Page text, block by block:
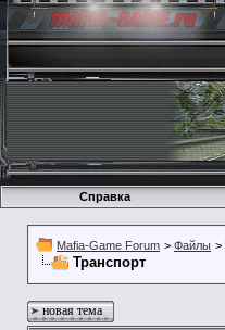
Справка
Mafia-Game Forum > Файлы >
Транспорт
новая тема